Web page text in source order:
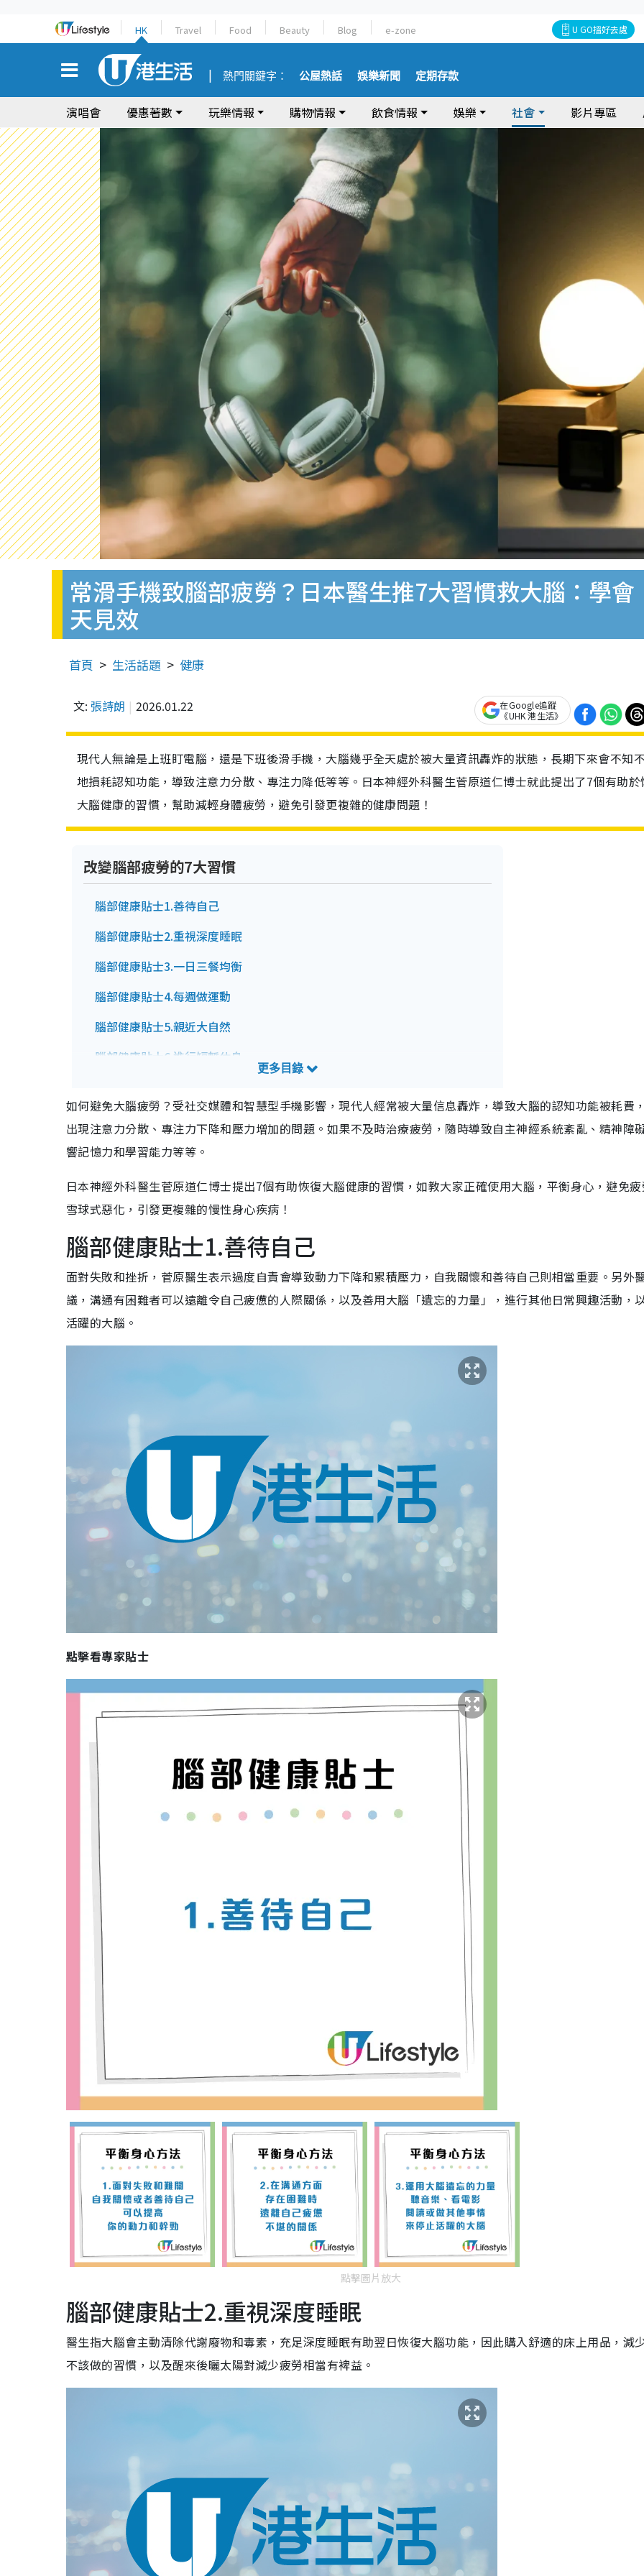
HK Travel Food Beauty Blog e-zone U GO搵好去處
熱門關鍵字： 公屋熱話 娛樂新聞 定期存款
演唱會 優惠著數 玩樂情報 購物情報 飲食情報 娛樂 社會 影片專區
常滑手機致腦部疲勞？日本醫生推7大習慣救大腦：學
天見效
首頁 生活話題 健康
文: 張詩朗 2026.01.22
在Google追蹤
《UHK 港生活》
現代人無論是上班盯電腦，還是下班後滑手機，大腦幾乎全天處於被大量資訊轟炸的狀態，長期下來會不知
地損耗認知功能，導致注意力分散、專注力降低等等。日本神經外科醫生菅原道仁博士就此提出了7個有助於
大腦健康的習慣，幫助減輕身體疲勞，避免引發更複雜的健康問題！
改變腦部疲勞的7大習慣
腦部健康貼士1.善待自己
腦部健康貼士2.重視深度睡眠
腦部健康貼士3.一日三餐均衡
腦部健康貼士4.每週做運動
腦部健康貼士5.親近大自然
腦部健康貼士6.進行短暫休息
如何避免大腦疲勞？受社交媒體和智慧型手機影響，現代人經常被大量信息轟炸，導致大腦的認知功能被耗費
出現注意力分散、專注力下降和壓力增加的問題。如果不及時治療疲勞，隨時導致自主神經系統紊亂、精神障
響記憶力和學習能力等等。
日本神經外科醫生菅原道仁博士提出7個有助恢復大腦健康的習慣，如教大家正確使用大腦，平衡身心，避免
雪球式惡化，引發更複雜的慢性身心疾病！
腦部健康貼士1.善待自己
面對失敗和挫折，菅原醫生表示過度自責會導致動力下降和累積壓力，自我關懷和善待自己則相當重要。另外
議，溝通有困難者可以遠離令自己疲憊的人際關係，以及善用大腦「遺忘的力量」，進行其他日常興趣活動，
活躍的大腦。
點擊看專家貼士
點擊圖片放大
腦部健康貼士2.重視深度睡眠
醫生指大腦會主動清除代謝廢物和毒素，充足深度睡眠有助翌日恢復大腦功能，因此購入舒適的床上用品，減
不該做的習慣，以及醒來後曬太陽對減少疲勞相當有裨益。